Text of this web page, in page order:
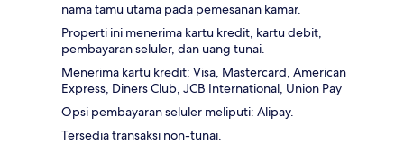
nama tamu utama pada pemesanan kamar.
Properti ini menerima kartu kredit, kartu debit,
pembayaran seluler, dan uang tunai.
Menerima kartu kredit: Visa, Mastercard, American
Express, Diners Club, JCB International, Union Pay
Opsi pembayaran seluler meliputi: Alipay.
Tersedia transaksi non-tunai.